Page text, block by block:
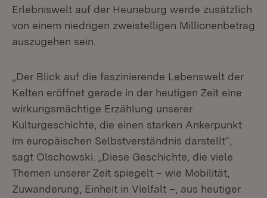
Erlebniswelt auf der Heuneburg werde zusätzlich
von einem niedrigen zweistelligen Millionenbetrag
auszugehen sein.
„Der Blick auf die faszinierende Lebenswelt der
Kelten eröffnet gerade in der heutigen Zeit eine
wirkungsmächtige Erzählung unserer
Kulturgeschichte, die einen starken Ankerpunkt
im europäischen Selbstverständnis darstellt“,
sagt Olschowski. „Diese Geschichte, die viele
Themen unserer Zeit spiegelt – wie Mobilität,
Zuwanderung, Einheit in Vielfalt –, aus heutiger